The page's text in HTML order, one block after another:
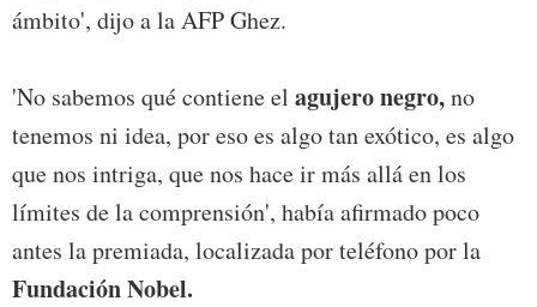
ámbito', dijo a la AFP Ghez.
'No sabemos qué contiene el agujero negro,no
tenemos ni idea, por eso es algo tan exótico, es algo
que nos intriga, que nos hace ir más allá en los
límites de la comprensión', había afirmado poco
antes la premiada, localizada por teléfono por la
Fundación Nobel.